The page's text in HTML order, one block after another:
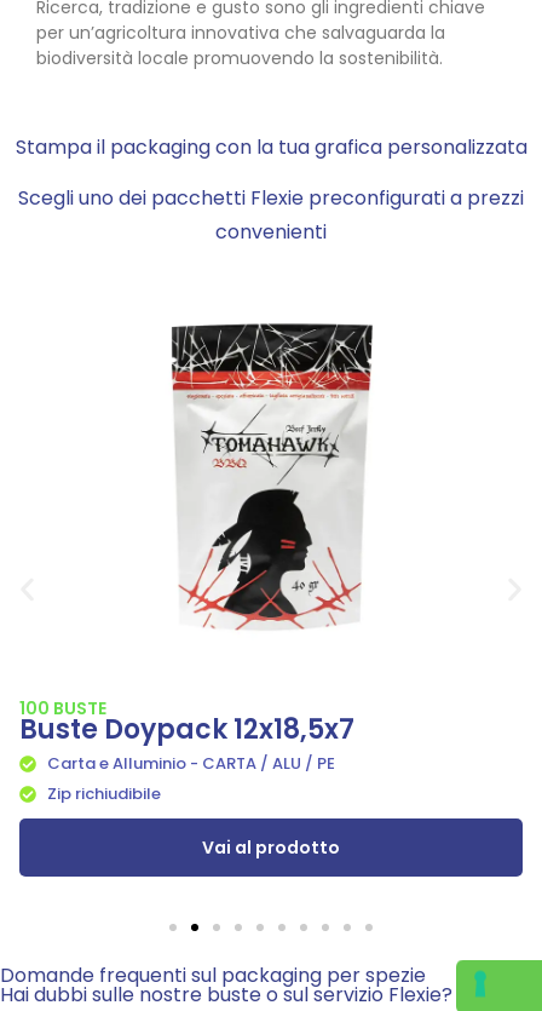
Ricerca, tradizione e gusto sono gli ingredienti chiave
per un’agricoltura innovativa che salvaguarda la
biodiversità locale promuovendo la sostenibilità.
Stampa il packaging con la tua grafica personalizzata
Scegli uno dei pacchetti Flexie preconfigurati a prezzi
convenienti
100 BUSTE
Buste Doypack 12x18,5x7
Carta e Alluminio - CARTA / ALU / PE
Zip richiudibile
Vai al prodotto
Domande frequenti sul packaging per spezie
Hai dubbi sulle nostre buste o sul servizio Flexie?